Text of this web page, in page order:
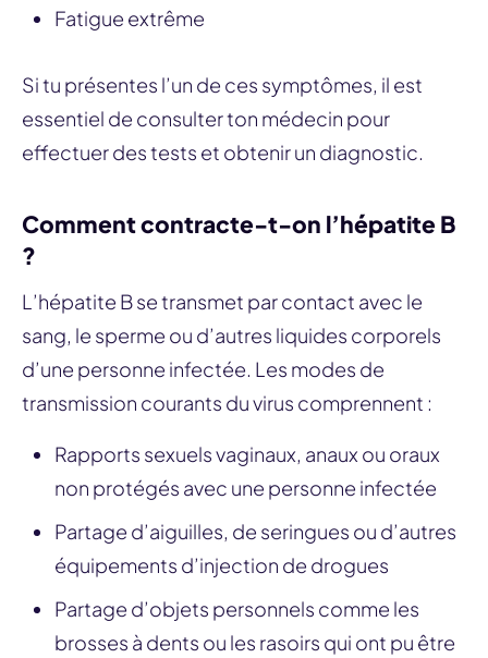
Fatigue extrême
Si tu présentes l’un de ces symptômes, il est
essentiel de consulter ton médecin pour
effectuer des tests et obtenir un diagnostic.
Comment contracte-t-on l’hépatite B
?
L’hépatite B se transmet par contact avec le
sang, le sperme ou d’autres liquides corporels
d’une personne infectée. Les modes de
transmission courants du virus comprennent :
Rapports sexuels vaginaux, anaux ou oraux
non protégés avec une personne infectée
Partage d’aiguilles, de seringues ou d’autres
équipements d’injection de drogues
Partage d’objets personnels comme les
brosses à dents ou les rasoirs qui ont pu être